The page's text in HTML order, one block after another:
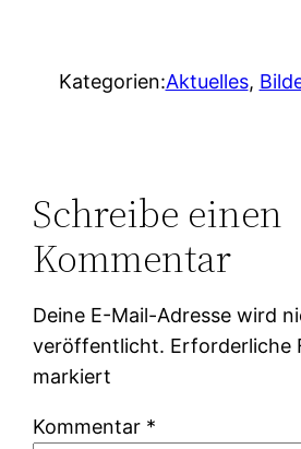
Kategorien:Aktuelles,
Schreibe einen
Kommentar
Deine E-Mail-Adresse wird
veröffentlicht. Erforderliche
markiert
Kommentar *